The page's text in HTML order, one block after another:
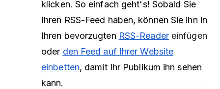
klicken. So einfach geht's! Sobald Sie
Ihren RSS-Feed haben, können Sie ihn in
Ihren bevorzugten RSS-Readereinfügen
oder den Feed auf Ihrer Website
einbetten, damit Ihr Publikum ihn sehen
kann.